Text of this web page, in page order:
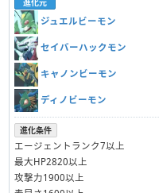
ジュエルビーモン
セイバーハックモン
キャノンビーモン
ディノビーモン
進化条件
エージェントランク7以上
最大HP2820以上
攻撃力1900以上